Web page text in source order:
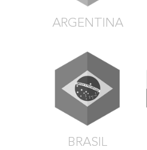
ARGENTINA
BRASIL